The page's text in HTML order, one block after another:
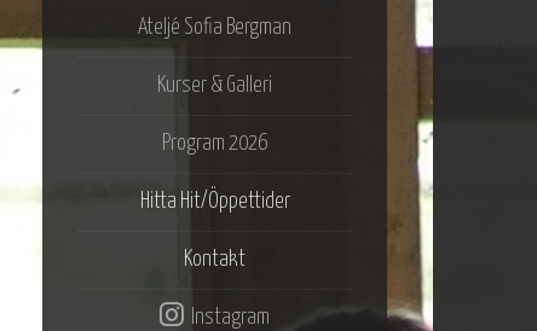
Ateljé Sofia Bergman
Kurser & Galleri
Program 2026
Hitta Hit/Öppettider
Kontakt
Instagram